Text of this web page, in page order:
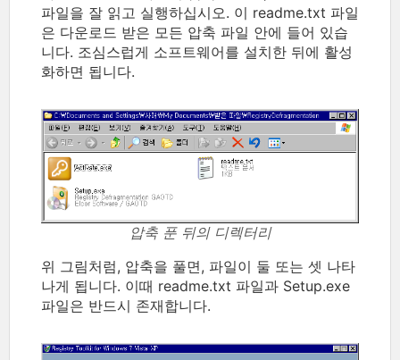
파일을 잘 읽고 실행하십시오. 이 readme.txt 파일
은 다운로드 받은 모든 압축 파일 안에 들어 있습
니다. 조심스럽게 소프트웨어를 설치한 뒤에 활성
화하면 됩니다.
압축 푼 뒤의 디렉터리
위 그림처럼, 압축을 풀면, 파일이 둘 또는 셋 나타
나게 됩니다. 이때 readme.txt 파일과 Setup.exe
파일은 반드시 존재합니다.